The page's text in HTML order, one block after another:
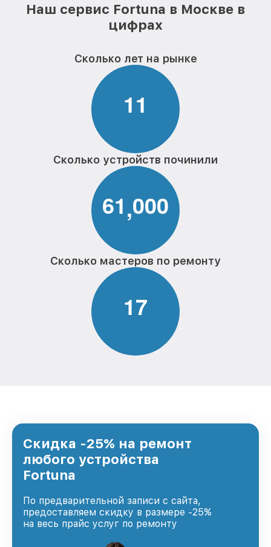
Наш сервис Fortuna в Москве в
цифрах
Сколько лет на рынке
11
Сколько устройств починили
61,000
Сколько мастеров по ремонту
17
Скидка -25% на ремонт
любого устройства
Fortuna
По предварительной записи с сайта,
предоставляем скидку в размере -25%
на весь прайс услуг по ремонту